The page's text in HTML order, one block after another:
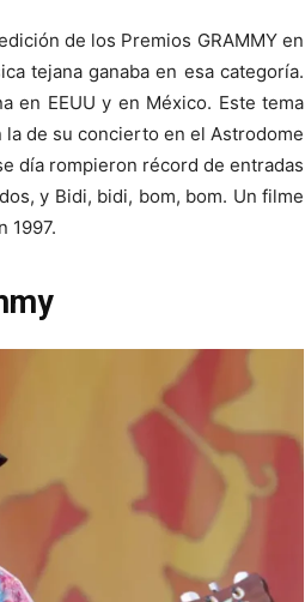
de los Premios GRAMMY en
tejana ganaba en esa categoría.
en EEUU y en México. Este tema
de su concierto en el Astrodome
día rompieron récord de entradas
y Bidi, bidi, bom, bom. Un filme
1997.